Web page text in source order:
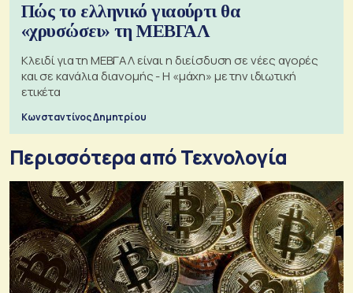
Πώς το ελληνικό γιαούρτι θα
«χρυσώσει» τη ΜΕΒΓΑΛ
Κλειδί για τη ΜΕΒΓΑΛ είναι η διείσδυση σε νέες αγορές
και σε κανάλια διανομής - Η «μάχη» με την ιδιωτική
ετικέτα
Κωνσταντίνος Δημητρίου
Περισσότερα από Τεχνολογία